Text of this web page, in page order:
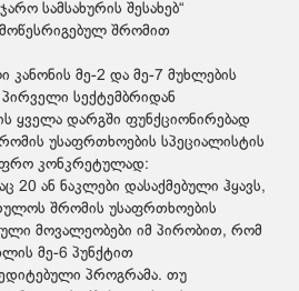
სამსახურის შესახებ“
შრომით
მე-2 და მე-7 მუხლების
სექტემბრიდან
ყველა დარგში ფუნქციონირებად
უსაფრთხოების სპეციალისტის
კონკრეტულად:
20 ან ნაკლები დასაქმებული ჰყავს,
შრომის უსაფრთხოების
მოვალეობები იმ პირობით, რომ
მე-6 პუნქტით
პროგრამა. თუ